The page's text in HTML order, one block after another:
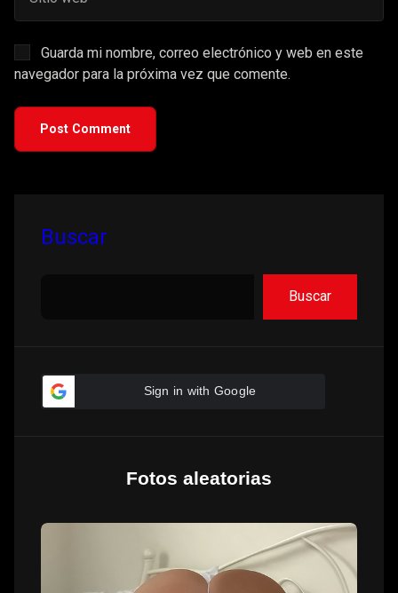
Guarda mi nombre, correo electrónico y web en este
navegador para la próxima vez que comente.
Post Comment
Buscar
Buscar
Sign in with Google
Fotos aleatorias
Bennett
y